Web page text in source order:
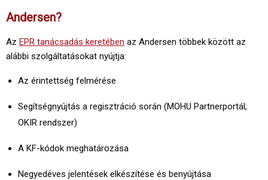
Andersen?
Az EPR tanácsadás keretében az Andersen többek között az
alábbi szolgáltatásokat nyújtja:
Az érintettség felmérése
Segítségnyújtás a regisztráció során (MOHU Partnerportál,
OKIR rendszer)
A KF-kódok meghatározása
Negyedéves jelentések elkészítése és benyújtása